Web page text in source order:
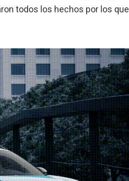
todos los hechos por los que